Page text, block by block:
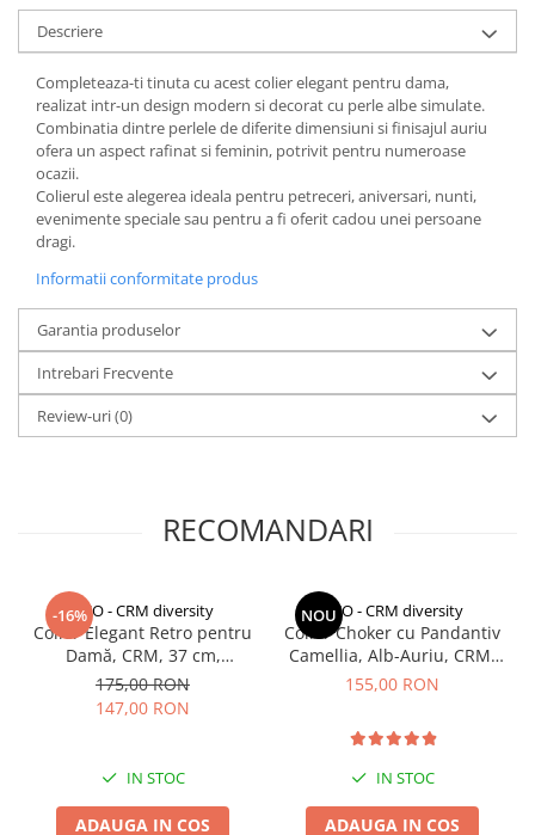
exterioare
Accesorii diverse
Confort auto
Curatare auto
Suporturi auto pentru telefon
Casa, Gradina & Bricolaj
Articole pentru Bucatarie & Servire
Monede pentru colectionari
Petshop
Smart Home
Supape de sens unic
Birotica & Papetarie
Agende
Capsatoare documente
Carti de colorat
Consumabile laminare
Ghilotine & Trimmere
Imprimante UV
Descriere
Completeaza-ti tinuta cu acest colier elegant pentru dama,
realizat intr-un design modern si decorat cu perle albe simulate.
Combinatia dintre perlele de diferite dimensiuni si finisajul auriu
ofera un aspect rafinat si feminin, potrivit pentru numeroase
ocazii.
Colierul este alegerea ideala pentru petreceri, aniversari, nunti,
evenimente speciale sau pentru a fi oferit cadou unei persoane
dragi.
Informatii conformitate produs
Garantia produselor
Intrebari Frecvente
Review-uri(0)
RECOMANDARI
-16%CCO - CRM diversity
Colier Elegant Retro pentru
Damă, CRM, 37 cm,
Închidere OT
175,00 RON
147,00 RON
IN STOC
ADAUGA IN COS
NOUCCO - CRM diversity
Colier Choker cu Pandantiv
Camellia, Alb-Auriu, CRM,
cu Perluțe și Cristale, 33+5
155,00 RON
IN STOC
ADAUGA IN COS